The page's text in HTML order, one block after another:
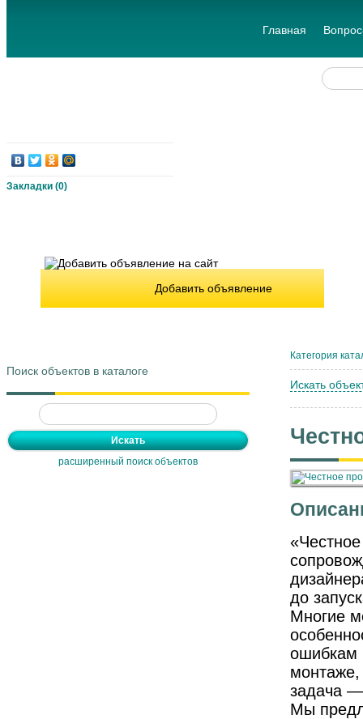
Главная
Закладки (0)
Добавить объявление
Поиск объектов в каталоге
расширенный поиск объектов
Категория
Искать
до
Многие
ошибкам
задача —
Мы